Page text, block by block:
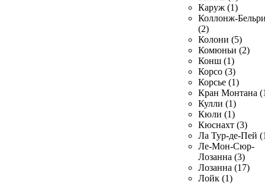
Каруж (1)
Коллонж-
(2)
Колони (5)
Комюньи (2)
Конш (1)
Корсо (3)
Корсье (1)
Кран Монтана
Кулли (1)
Кюли (1)
Кюснахт (3)
Ла Тур-де-Пей
Ле-Мон-Сюр-
Лозанна (3)
Лозанна (17)
Лойк (1)